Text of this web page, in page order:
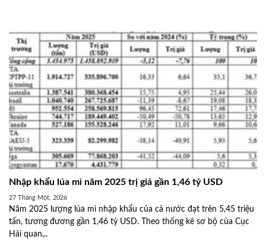
Nhập khẩu lúa mì năm 2025 trị giá gần 1,46 tỷ USD
27 Tháng Một, 2026
Năm 2025 lượng lúa mì nhập khẩu của cả nước đạt trên 5,45 triệu
tấn, tương đương gần 1,46 tỷ USD. Theo thống kê sơ bộ của Cục
Hải quan,..